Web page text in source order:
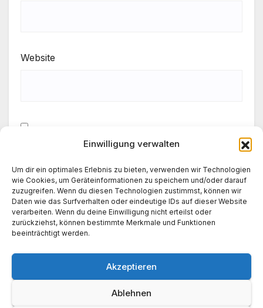
Einwilligung verwalten
Um dir ein optimales Erlebnis zu bieten, verwenden wir Technologien
wie Cookies, um Geräteinformationen zu speichern und/oder darauf
zuzugreifen. Wenn du diesen Technologien zustimmst, können wir
Daten wie das Surfverhalten oder eindeutige IDs auf dieser Website
verarbeiten. Wenn du deine Einwilligung nicht erteilst oder
zurückziehst, können bestimmte Merkmale und Funktionen
beeinträchtigt werden.
Akzeptieren
Ablehnen
Website
Meinen Namen, meine E-Mail-Adresse und meine
Kommentierung speichern.